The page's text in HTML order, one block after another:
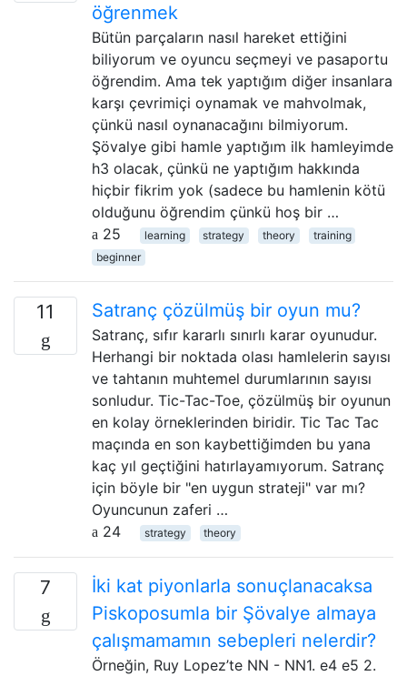
öğrenmek
Bütün parçaların nasıl hareket ettiğini
biliyorum ve oyuncu seçmeyi ve pasaportu
öğrendim. Ama tek yaptığım diğer insanlara
karşı çevrimiçi oynamak ve mahvolmak,
çünkü nasıl oynanacağını bilmiyorum.
Şövalye gibi hamle yaptığım ilk hamleyimde
h3 olacak, çünkü ne yaptığım hakkında
hiçbir fikrim yok (sadece bu hamlenin kötü
olduğunu öğrendim çünkü hoş bir …
25
learning strategy theory
training
beginner
11 Satranç çözülmüş bir oyun mu?
Satranç, sıfır kararlı sınırlı karar oyunudur.
Herhangi bir noktada olası hamlelerin sayısı
ve tahtanın muhtemel durumlarının sayısı
sonludur. Tic-Tac-Toe, çözülmüş bir oyunun
en kolay örneklerinden biridir. Tic Tac Tac
maçında en son kaybettiğimden bu yana
kaç yıl geçtiğini hatırlayamıyorum. Satranç
için böyle bir "en uygun strateji" var mı?
Oyuncunun zaferi …
24
strategy theory
7
İki kat piyonlarla sonuçlanacaksa
Piskoposumla bir Şövalye almaya
çalışmamamın sebepleri nelerdir?
Örneğin, Ruy Lopez’te NN - NN1. e4 e5 2.